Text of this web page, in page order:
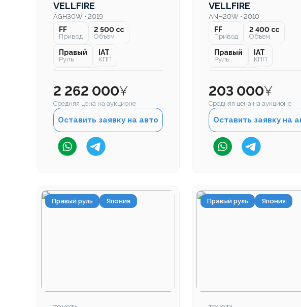
VELLFIRE
AGH30W • 2019
FF
Привод
2 500 cc
Объем
Правый
Руль
IAT
КПП
2 262 000¥
Средняя цена на аукционе
Оставить заявку на авто
VELLFIRE
ANH20W • 2010
FF
Привод
2 400 cc
Объем
Правый
Руль
IAT
КПП
203 000¥
Средняя цена на аукционе
Оставить заявку на
Правый руль Япония Правый руль Япония